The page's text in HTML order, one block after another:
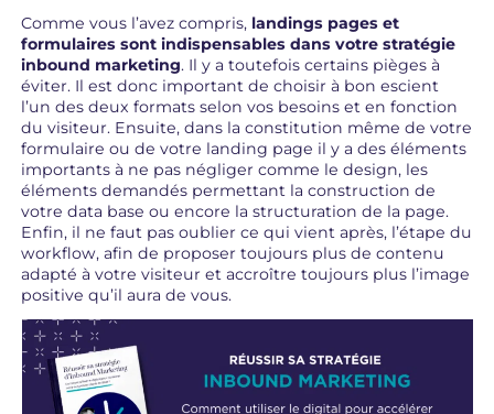
Comme vous l’avez compris, landings pages et
formulaires sont indispensables dans votre stratégie
inbound marketing. Il y a toutefois certains pièges à
éviter. Il est donc important de choisir à bon escient
l’un des deux formats selon vos besoins et en fonction
du visiteur. Ensuite, dans la constitution même de votre
formulaire ou de votre landing page il y a des éléments
importants à ne pas négliger comme le design, les
éléments demandés permettant la construction de
votre data base ou encore la structuration de la page.
Enfin, il ne faut pas oublier ce qui vient après, l’étape du
workflow, afin de proposer toujours plus de contenu
adapté à votre visiteur et accroître toujours plus l’image
positive qu’il aura de vous.